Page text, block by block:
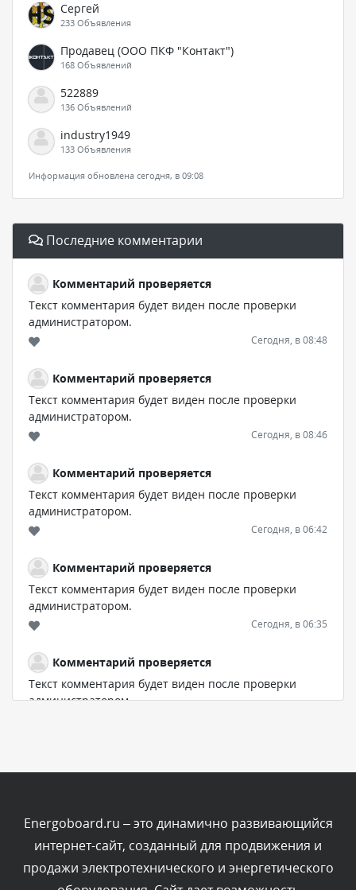
Сергей
233 Объявления
Продавец (ООО ПКФ "Контакт")
168 Объявлений
522889
136 Объявлений
industry1949
133 Объявления
Информация обновлена сегодня, в 09:08
Последние комментарии
Комментарий проверяется
Текст комментария будет виден после проверки
администратором.
Сегодня, в 08:48
Комментарий проверяется
Текст комментария будет виден после проверки
администратором.
Сегодня, в 08:46
Комментарий проверяется
Текст комментария будет виден после проверки
администратором.
Сегодня, в 06:42
Комментарий проверяется
Текст комментария будет виден после проверки
администратором.
Сегодня, в 06:35
Комментарий проверяется
Текст комментария будет виден после проверки
администратором.
Комментарий проверяется
Текст комментария будет виден после проверки
Energoboard.ru – это динамично развивающийся
интернет-сайт, созданный для продвижения и
продажи электротехнического и энергетического